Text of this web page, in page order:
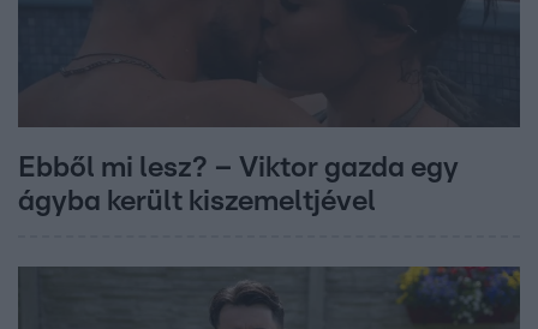
Ebből mi lesz? – Viktor gazda egy
ágyba került kiszemeltjével